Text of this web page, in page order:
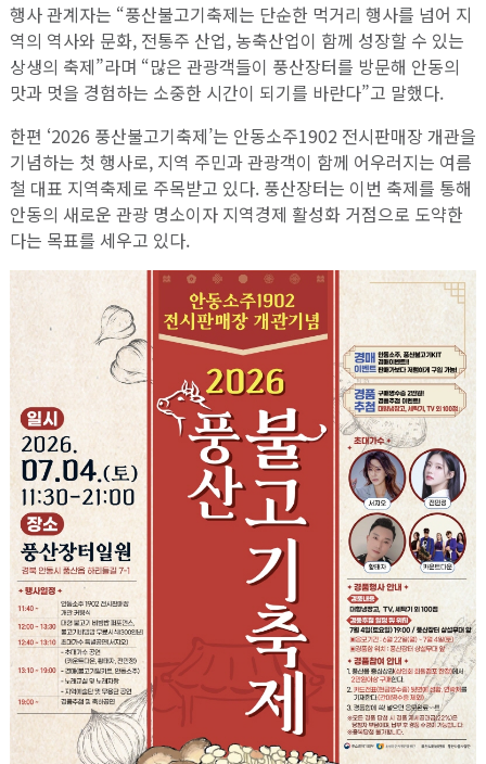
행사 관계자는 “풍산불고기축제는 단순한 먹거리 행사를 넘어 지
역의 역사와 문화, 전통주 산업, 농축산업이 함께 성장할 수 있는
상생의 축제”라며 “많은 관광객들이 풍산장터를 방문해 안동의
맛과 멋을 경험하는 소중한 시간이 되기를 바란다”고 말했다.
한편 ‘2026 풍산불고기축제’는 안동소주1902 전시판매장 개관을
기념하는 첫 행사로, 지역 주민과 관광객이 함께 어우러지는 여름
철 대표 지역축제로 주목받고 있다. 풍산장터는 이번 축제를 통해
안동의 새로운 관광 명소이자 지역경제 활성화 거점으로 도약한
다는 목표를 세우고 있다.